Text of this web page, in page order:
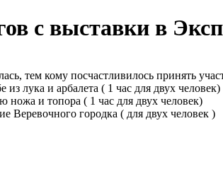
с выставки в
тем кому посчастливилось принять
из лука и арбалета ( 1 час для двух человек)
ножа и топора ( 1 час для двух человек)
Веревочного городка ( для двух человек )